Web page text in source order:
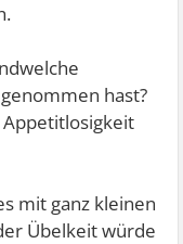
hast?
Appetitlosigkeit
mit ganz kleinen
Übelkeit würde